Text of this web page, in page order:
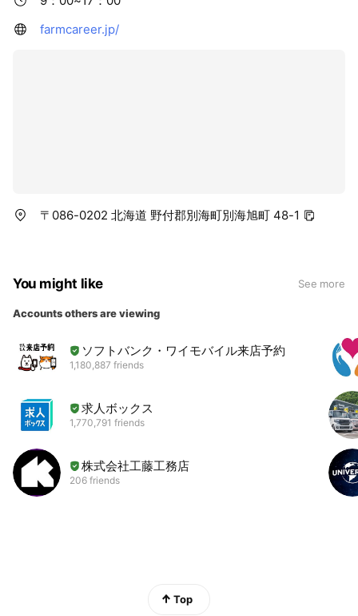
farmcareer.jp/
〒086-0202 北海道 野付郡別海町別海旭町 48-1
You might like See more
Accounts others are viewing
ソフトバンク・ワイモバイル来店予約
1,180,887 friends
求人ボックス
1,770,791 friends
株式会社工藤工務店
206 friends
Top